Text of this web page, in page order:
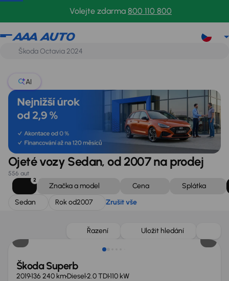
Volejte zdarma 800 110 800
Sedan
AI
Ojeté vozy Sedan, od 2007 na prodej
556 aut
2
Značka a model Cena
Splátka
Sedan
Rok od2007 Zrušit vše
Řazení Uložit hledání
Škoda Superb
2019136 240 kmDiesel2.0 TDI110 kW